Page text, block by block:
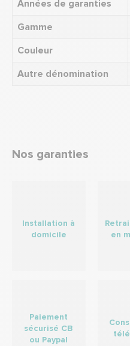
Années de garanties
Gamme
Couleur
Autre dénomination
Nos garanties
Installation à
domicile
en
Paiement
sécurisé CB
ou Paypal